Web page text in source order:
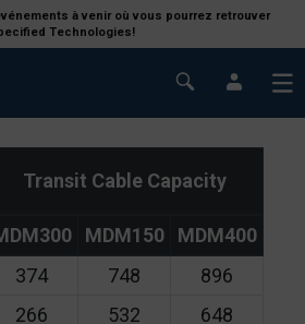
à venir où vous pourrez retrouver
Technologies!